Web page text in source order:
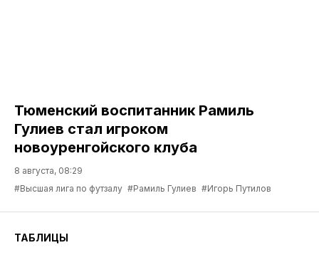
Тюменский воспитанник Рамиль
Гулиев стал игроком
новоуренгойского клуба
8 августа, 08:29
#Высшая лига по футзалу #Рамиль Гулиев #Игорь Путилов
ТАБЛИЦЫ